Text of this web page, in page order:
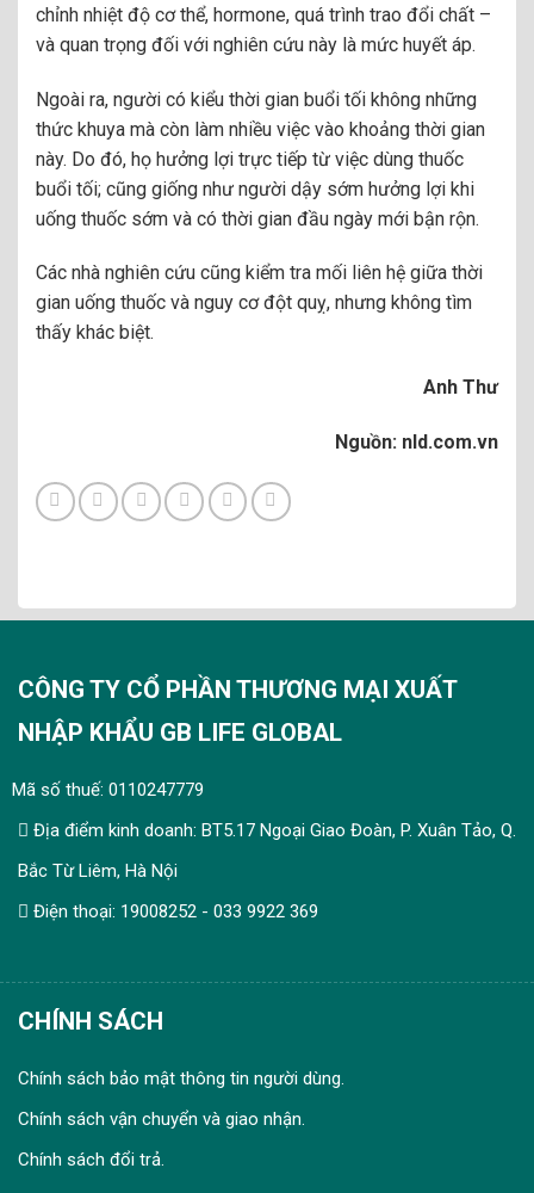
chỉnh nhiệt độ cơ thể, hormone, quá trình trao đổi chất –
và quan trọng đối với nghiên cứu này là mức huyết áp.
Ngoài ra, người có kiểu thời gian buổi tối không những
thức khuya mà còn làm nhiều việc vào khoảng thời gian
này. Do đó, họ hưởng lợi trực tiếp từ việc dùng thuốc
buổi tối; cũng giống như người dậy sớm hưởng lợi khi
uống thuốc sớm và có thời gian đầu ngày mới bận rộn.
Các nhà nghiên cứu cũng kiểm tra mối liên hệ giữa thời
gian uống thuốc và nguy cơ đột quỵ, nhưng không tìm
thấy khác biệt.
Anh Thư
Nguồn: nld.com.vn
CÔNG TY CỔ PHẦN THƯƠNG MẠI XUẤT
NHẬP KHẨU GB LIFE GLOBAL
Mã số thuế: 0110247779
Địa điểm kinh doanh: BT5.17 Ngoại Giao Đoàn, P. Xuân Tảo, Q.
Bắc Từ Liêm, Hà Nội
Điện thoại: 19008252 - 033 9922 369
CHÍNH SÁCH
Chính sách bảo mật thông tin người dùng.
Chính sách vận chuyển và giao nhận.
Chính sách đổi trả.